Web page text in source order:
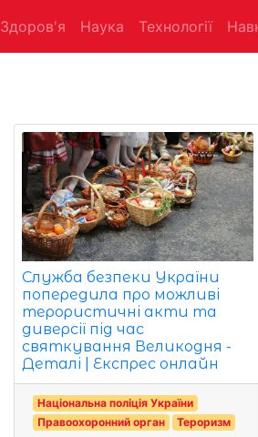
Здоров'я Наука Технології
Служба безпеки України
попередила про можливі
терористичні акти та
диверсії під час
святкування Великодня -
Деталі | Експрес онлайн
Національна поліція України
Правоохоронний орган
Тероризм